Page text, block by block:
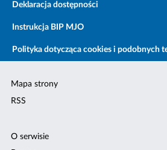
Deklaracja dostępności
Instrukcja BIP MJO
Polityka dotycząca cookies i podobnych
Mapa strony
RSS
O serwisie